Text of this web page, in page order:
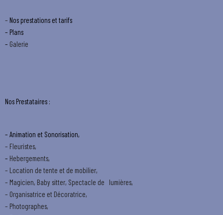
– Nos prestations et tarifs
– Plans
– Galerie
Nos Prestataires :
– Animation et Sonorisation,
– Fleuristes,
– Hebergements,
– Location de tente et de mobilier,
– Magicien, Baby sitter, Spectacle de lumières,
– Organisatrice et Décoratrice,
– Photographes,